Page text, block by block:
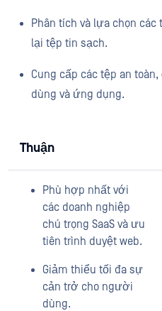
Phân tích và lựa chọn
lại tệp tin sạch.
Cung cấp các tệp an
dùng và ứng dụng.
Thuận
Phù hợp nhất với
các doanh nghiệp
chú trọng SaaS và ưu
tiên trình duyệt web.
Giảm thiểu tối đa sự
cản trở cho người
dùng.